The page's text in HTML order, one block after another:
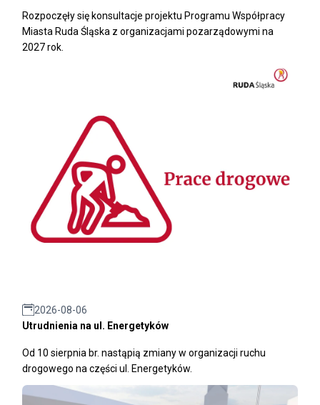
Rozpoczęły się konsultacje projektu Programu Współpracy
Miasta Ruda Śląska z organizacjami pozarządowymi na
2027 rok.
2026-08-06
Utrudnienia na ul. Energetyków
Od 10 sierpnia br. nastąpią zmiany w organizacji ruchu
drogowego na części ul. Energetyków.